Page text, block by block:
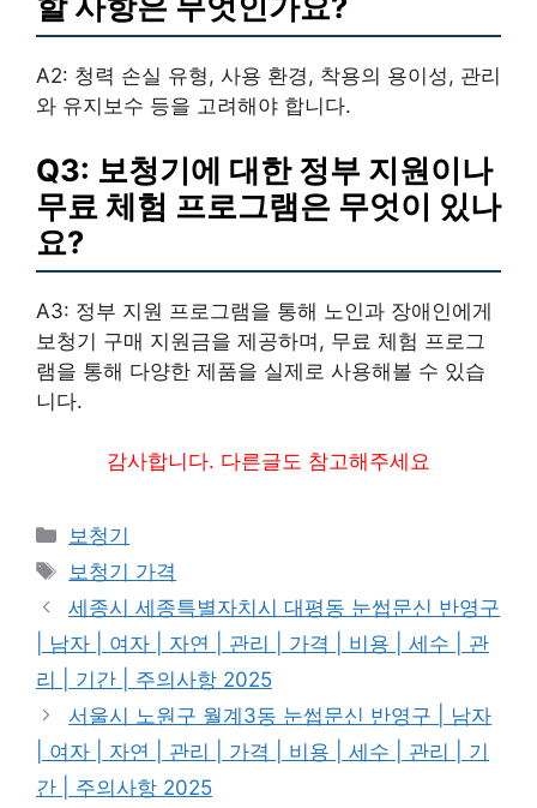
A2: 청력 손실 유형, 사용 환경, 착용의 용이성, 관리
와 유지보수 등을 고려해야 합니다.
Q3: 보청기에 대한 정부 지원이나
무료 체험 프로그램은 무엇이 있나
요?
A3: 정부 지원 프로그램을 통해 노인과 장애인에게
보청기 구매 지원금을 제공하며, 무료 체험 프로그
램을 통해 다양한 제품을 실제로 사용해볼 수 있습
니다.
감사합니다. 다른글도 참고해주세요
카
테
리
보청기
태
그
보청기 가격
세종시 세종특별자치시 대평동 눈썹문신 반영구
| 남자 | 여자 | 자연 | 관리 | 가격 | 비용 | 세수 | 관
리 | 기간 | 주의사항 2025
서울시 노원구 월계3동 눈썹문신 반영구 | 남자
| 여자 | 자연 | 관리 | 가격 | 비용 | 세수 | 관리 | 기
간 | 주의사항 2025